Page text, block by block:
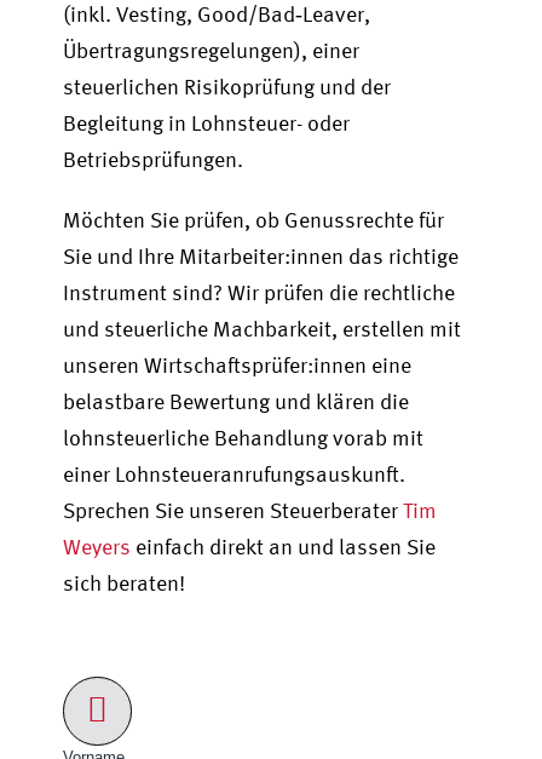
(inkl. Vesting, Good/Bad‑Leaver,
Übertragungsregelungen), einer
steuerlichen Risikoprüfung und der
Begleitung in Lohnsteuer- oder
Betriebsprüfungen.
Möchten Sie prüfen, ob Genussrechte für
Sie und Ihre Mitarbeiter:innen das richtige
Instrument sind? Wir prüfen die rechtliche
und steuerliche Machbarkeit, erstellen mit
unseren Wirtschaftsprüfer:innen eine
belastbare Bewertung und klären die
lohnsteuerliche Behandlung vorab mit
einer Lohnsteueranrufungsauskunft.
Sprechen Sie unseren SteuerberaterTim
Weyers einfach direkt an und lassen Sie
sich beraten!